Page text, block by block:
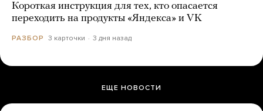
Короткая инструкция для тех, кто опасается
переходить на продукты «Яндекса» и VK
РАЗБОР 3 карточки 3 дня назад
ЕЩЕ НОВОСТИ